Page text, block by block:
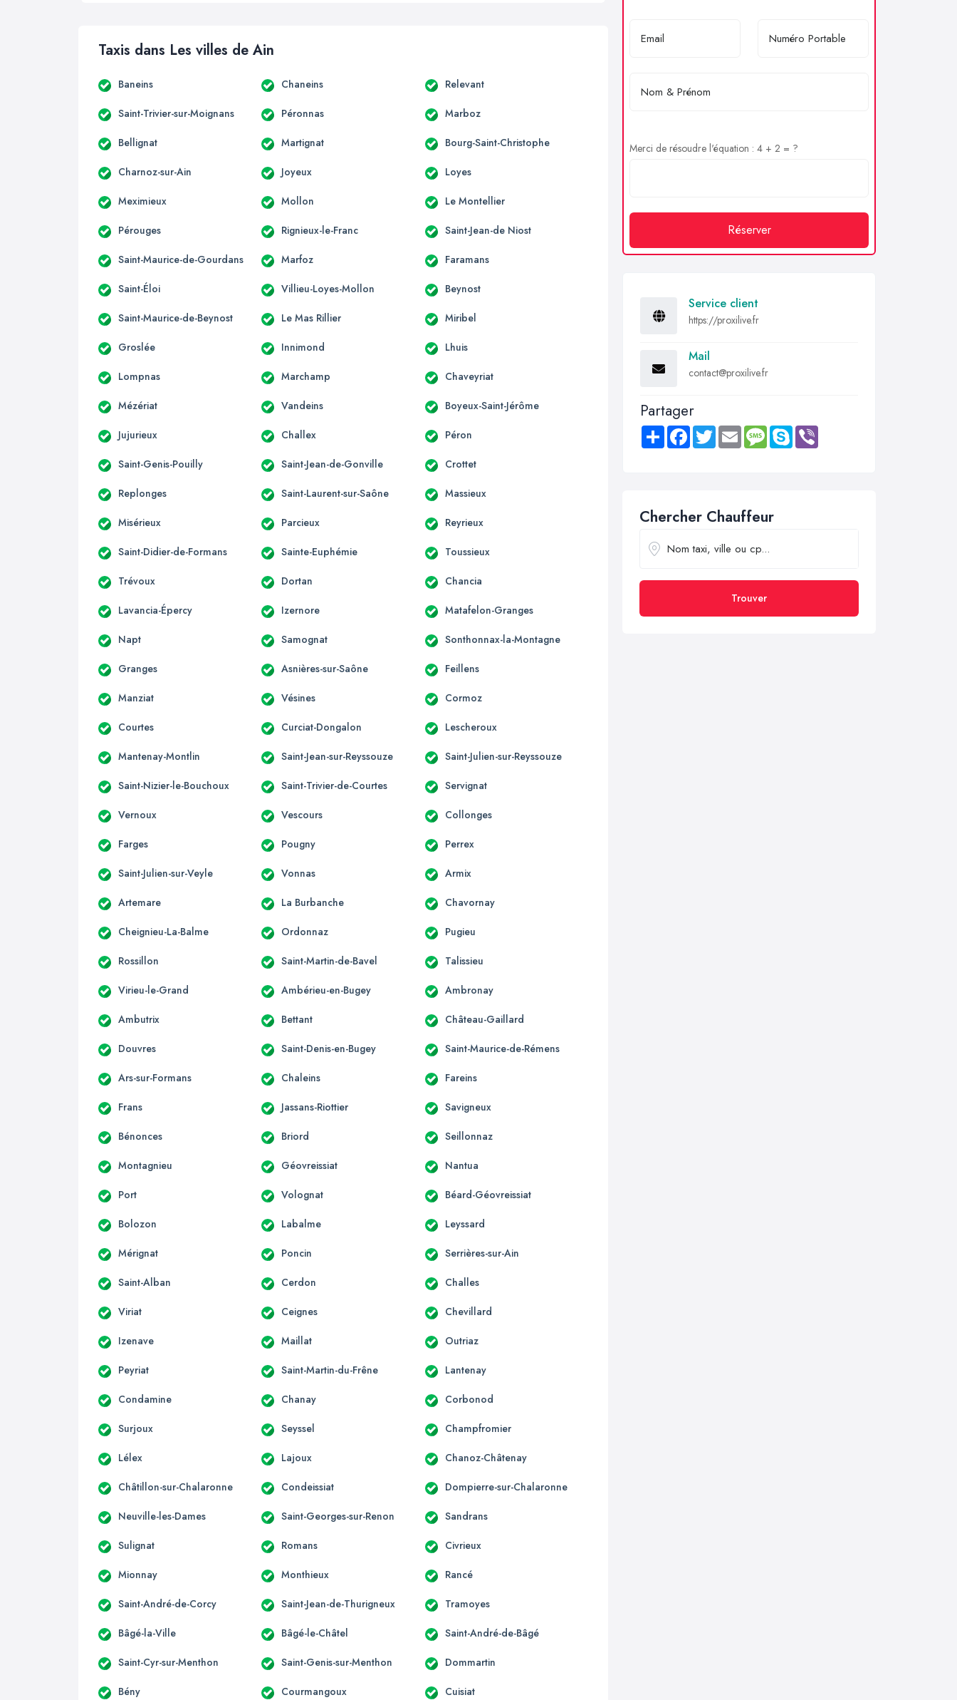
Taxis dans Les villes de Ain
Baneins Chaneins Relevant
Saint-Trivier-sur-Moignans Péronnas Marboz
Bellignat Martignat Bourg-Saint-Christophe
Charnoz-sur-Ain Joyeux Loyes
Meximieux Mollon Le Montellier
Pérouges Rignieux-le-Franc Saint-Jean-de Niost
Saint-Maurice-de-Gourdans Marfoz Faramans
Saint-Éloi Villieu-Loyes-Mollon Beynost
Saint-Maurice-de-Beynost Le Mas Rillier Miribel
Groslée Innimond Lhuis
Lompnas Marchamp Chaveyriat
Mézériat Vandeins Boyeux-Saint-Jérôme
Jujurieux Challex Péron
Saint-Genis-Pouilly Saint-Jean-de-Gonville Crottet
Replonges Saint-Laurent-sur-Saône Massieux
Misérieux Parcieux Reyrieux
Saint-Didier-de-Formans Sainte-Euphémie Toussieux
Trévoux Dortan Chancia
Lavancia-Épercy Izernore Matafelon-Granges
Napt Samognat Sonthonnax-la-Montagne
Granges Asnières-sur-Saône Feillens
Manziat Vésines Cormoz
Courtes Curciat-Dongalon Lescheroux
Mantenay-Montlin Saint-Jean-sur-Reyssouze Saint-Julien-sur-Reyssouze
Saint-Nizier-le-Bouchoux Saint-Trivier-de-Courtes Servignat
Vernoux Vescours Collonges
Farges Pougny Perrex
Saint-Julien-sur-Veyle Vonnas Armix
Artemare La Burbanche Chavornay
Cheignieu-La-Balme Ordonnaz Pugieu
Rossillon Saint-Martin-de-Bavel Talissieu
Virieu-le-Grand Ambérieu-en-Bugey Ambronay
Ambutrix Bettant Château-Gaillard
Douvres Saint-Denis-en-Bugey Saint-Maurice-de-Rémens
Ars-sur-Formans Chaleins Fareins
Frans Jassans-Riottier Savigneux
Bénonces Briord Seillonnaz
Montagnieu Géovreissiat Nantua
Port Volognat Béard-Géovreissiat
Bolozon Labalme Leyssard
Mérignat Poncin Serrières-sur-Ain
Saint-Alban Cerdon Challes
Viriat Ceignes Chevillard
Izenave Maillat Outriaz
Peyriat Saint-Martin-du-Frêne Lantenay
Condamine Chanay Corbonod
Surjoux Seyssel Champfromier
Lélex Lajoux Chanoz-Châtenay
Châtillon-sur-Chalaronne Condeissiat Dompierre-sur-Chalaronne
Neuville-les-Dames Saint-Georges-sur-Renon Sandrans
Sulignat Romans Civrieux
Mionnay Monthieux Rancé
Saint-André-de-Corcy Saint-Jean-de-Thurigneux Tramoyes
Bâgé-la-Ville Bâgé-le-Châtel Saint-André-de-Bâgé
Saint-Cyr-sur-Menthon Saint-Genis-sur-Menthon Dommartin
Bény Courmangoux Cuisiat
Merci de résoudre l'équation : 4 + 2 = ?
Réserver
Service client
https://proxilive.fr
Mail
contact@proxilive.fr
Partager
Share FacebookTwitter Email MessageSkype
Chercher Chauffeur
Trouver